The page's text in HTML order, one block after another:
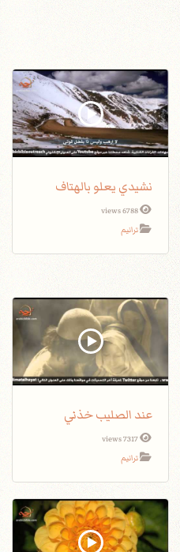
نشيدي يعلو بالهتاف
6788 views
ترانيم
عند الصليب خذني
7317 views
ترانيم